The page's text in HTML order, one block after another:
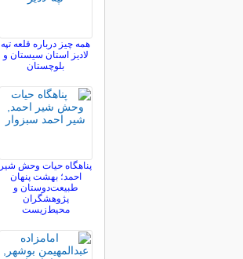
همه چیز درباره قلعه تپه
لادیز استان سیستان و
بلوچستان
پناهگاه حیات وحش شیر
احمد؛ بهشت پنهان
طبیعت‌دوستان و
پژوهشگران
محیط‌زیست